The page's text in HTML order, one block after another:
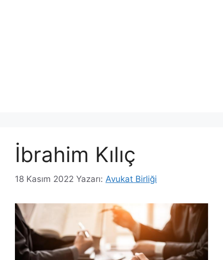
İbrahim Kılıç
18 Kasım 2022 Yazarı: Avukat Birliği